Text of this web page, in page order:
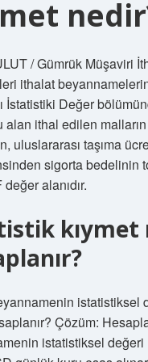
/ Gümrük Müşaviri
ithalat
İstatistiki Değer
alan ithal edilen malların
uluslararası taşıma
sigorta bedelinin
alanıdır.
kıymet
istatistiksel
Çözüm:
istatistiksel değeri